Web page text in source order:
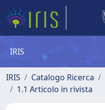
IRIS
IRIS Catalogo Ricerca
1.1 Articolo in rivista